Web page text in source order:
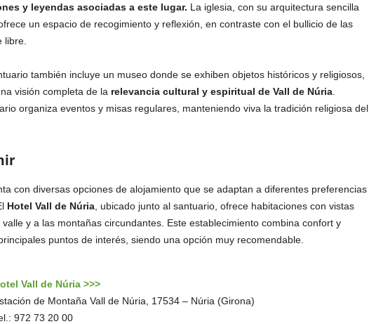
y leyendas asociadas a este lugar. La iglesia, con su arquitectura sencilla
un espacio de recogimiento y reflexión, en contraste con el bullicio de las
libre.
también incluye un museo donde se exhiben objetos históricos y religiosos,
visión completa de la relevancia cultural y espiritual de Vall de Núria.
organiza eventos y misas regulares, manteniendo viva la tradición religiosa del
con diversas opciones de alojamiento que se adaptan a diferentes preferencias
Hotel Vall de Núria, ubicado junto al santuario, ofrece habitaciones con vistas
y a las montañas circundantes. Este establecimiento combina confort y
puntos de interés, siendo una opción muy recomendable.
Vall de Núria >>>
de Montaña Vall de Núria, 17534 – Núria (Girona)
972 73 20 00